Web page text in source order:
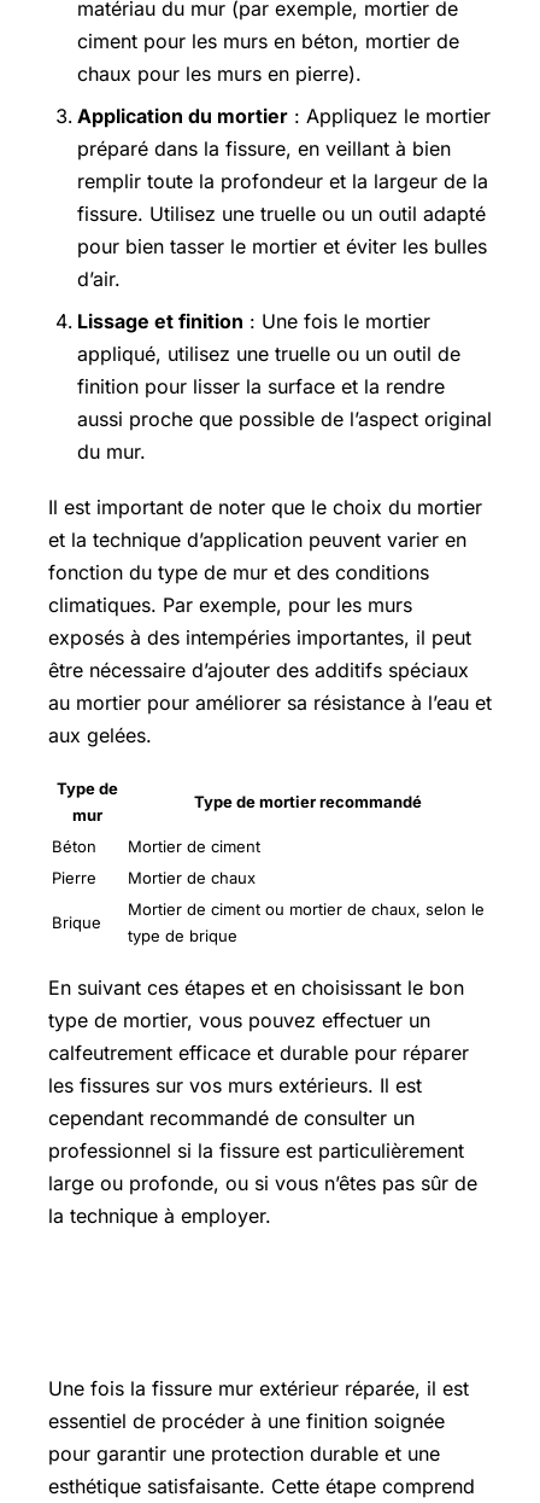
matériau du mur (par exemple, mortier de
ciment pour les murs en béton, mortier de
chaux pour les murs en pierre).
Application du mortier : Appliquez le mortier
préparé dans la fissure, en veillant à bien
remplir toute la profondeur et la largeur de la
fissure. Utilisez une truelle ou un outil adapté
pour bien tasser le mortier et éviter les bulles
d’air.
Lissage et finition : Une fois le mortier
appliqué, utilisez une truelle ou un outil de
finition pour lisser la surface et la rendre
aussi proche que possible de l’aspect original
du mur.
Il est important de noter que le choix du mortier
et la technique d’application peuvent varier en
fonction du type de mur et des conditions
climatiques. Par exemple, pour les murs
exposés à des intempéries importantes, il peut
être nécessaire d’ajouter des additifs spéciaux
au mortier pour améliorer sa résistance à l’eau et
aux gelées.
Type de
mur
Type de mortier recommandé
Béton
Mortier de ciment
Pierre
Mortier de chaux
Brique
Mortier de ciment ou mortier de chaux, selon le
type de brique
En suivant ces étapes et en choisissant le bon
type de mortier, vous pouvez effectuer un
calfeutrement efficace et durable pour réparer
les fissures sur vos murs extérieurs. Il est
cependant recommandé de consulter un
professionnel si la fissure est particulièrement
large ou profonde, ou si vous n’êtes pas sûr de
la technique à employer.
Une fois la fissure mur extérieur réparée, il est
essentiel de procéder à une finition soignée
pour garantir une protection durable et une
esthétique satisfaisante. Cette étape comprend